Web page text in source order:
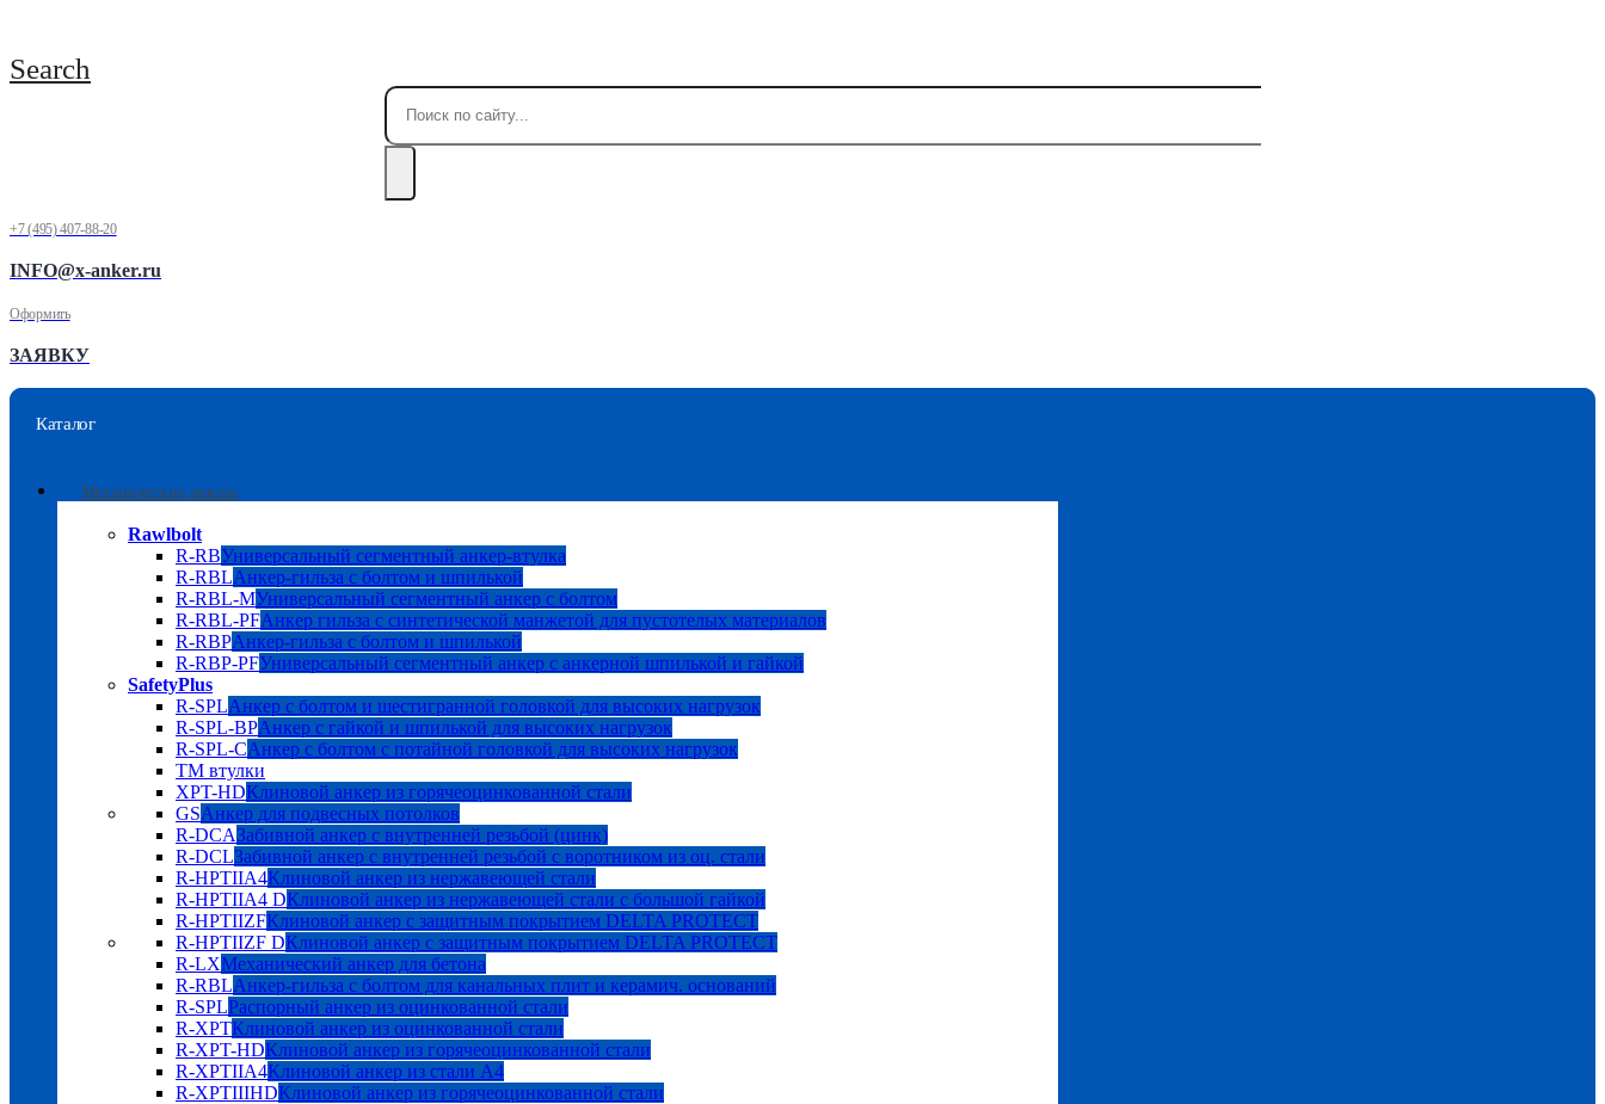
Search
+7 (495) 407-88-20
INFO@x-anker.ru
Оформить
ЗАЯВКУ
Каталог
Механические анкера
Rawlbolt
R-RBУниверсальный сегментный анкер-втулка
R-RBLАнкер-гильза с болтом и шпилькой
R-RBL-MУниверсальный сегментный анкер с болтом
R-RBL-PFАнкер гильза с синтетической манжетой для пустотелых материалов
R-RBPАнкер-гильза с болтом и шпилькой
R-RBP-PFУниверсальный сегментный анкер с анкерной шпилькой и гайкой
SafetyPlus
R-SPLАнкер с болтом и шестигранной головкой для высоких нагрузок
R-SPL-BPАнкер с гайкой и шпилькой для высоких нагрузок
R-SPL-CАнкер с болтом с потайной головкой для высоких нагрузок
TM втулки
XPT-HDКлиновой анкер из горячеоцинкованной стали
GSАнкер для подвесных потолков
R-DCAЗабивной анкер с внутренней резьбой (цинк)
R-DCLЗабивной анкер с внутренней резьбой с воротником из оц. стали
R-HPTIIA4Клиновой анкер из нержавеющей стали
R-HPTIIA4 DКлиновой анкер из нержавеющей стали с большой гайкой
R-HPTIIZFКлиновой анкер с защитным покрытием DELTA PROTECT
R-HPTIIZF DКлиновой анкер с защитным покрытием DELTA PROTECT
R-LXМеханический анкер для бетона
R-RBLАнкер-гильза с болтом для канальных плит и керамич. оснований
R-SPLРаспорный анкер из оцинкованной стали
R-XPTКлиновой анкер из оцинкованной стали
R-XPT-HDКлиновой анкер из горячеоцинкованной стали
R-XPTIIA4Клиновой анкер из стали А4
R-XPTIIIHDКлиновой анкер из горячеоцинкованной стали